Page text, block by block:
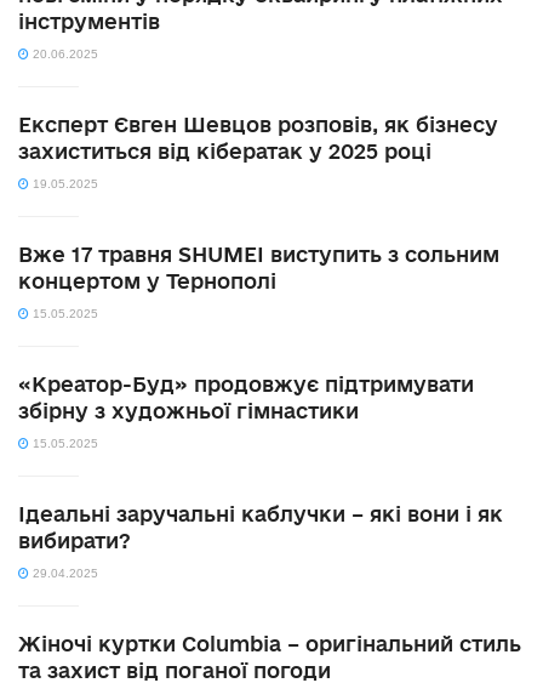
інструментів
20.06.2025
Експерт Євген Шевцов розповів, як бізнесу
захиститься від кібератак у 2025 році
19.05.2025
Вже 17 травня SHUMEI виступить з сольним
концертом у Тернополі
15.05.2025
«Креатор-Буд» продовжує підтримувати
збірну з художньої гімнастики
15.05.2025
Ідеальні заручальні каблучки – які вони і як
вибирати?
29.04.2025
Жіночі куртки Columbia – оригінальний стиль
та захист від поганої погоди